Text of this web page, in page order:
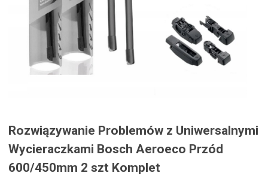
Rozwiązywanie Problemów z Uniwersalnymi
Wycieraczkami Bosch Aeroeco Przód
600/450mm 2 szt Komplet